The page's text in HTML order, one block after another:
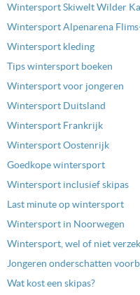
Wintersport Skiwelt Wilder
Wintersport Alpenarena
Wintersport kleding
Tips wintersport boeken
Wintersport voor jongeren
Wintersport Duitsland
Wintersport Frankrijk
Wintersport Oostenrijk
Goedkope wintersport
Wintersport inclusief skipas
Last minute op wintersport
Wintersport in Noorwegen
Wintersport, wel of niet
Jongeren onderschatten
Wat kost een skipas?